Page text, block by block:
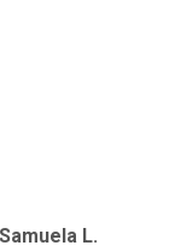
Samuela L.